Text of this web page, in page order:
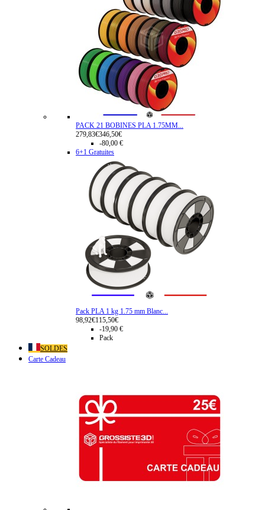
PACK 21 BOBINES PLA 1.75MM...
279,83€346,50€
-80,00 €
6+1 Gratuites
Pack PLA 1 kg 1.75 mm Blanc...
98,92€115,50€
-19,90 €
Pack
SOLDES
Carte Cadeau